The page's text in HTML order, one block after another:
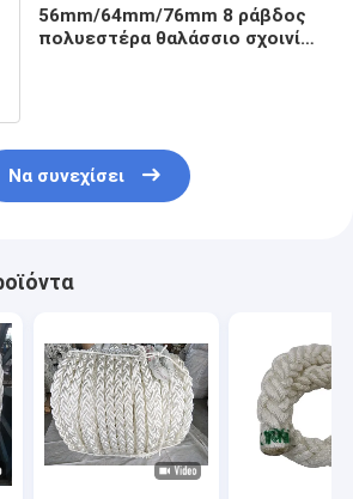
56mm/64mm/76mm 8 ράβδος
πολυεστέρα θαλάσσιο σχοινί
Να συνεχίσει